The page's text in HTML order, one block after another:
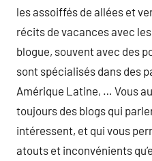
les assoiffés de allées et
récits de vacances avec
blogue, souvent avec des
sont spécialisés dans des
Amérique Latine, … Vous
toujours des blogs qui
intéressent, et qui vous
atouts et inconvénients